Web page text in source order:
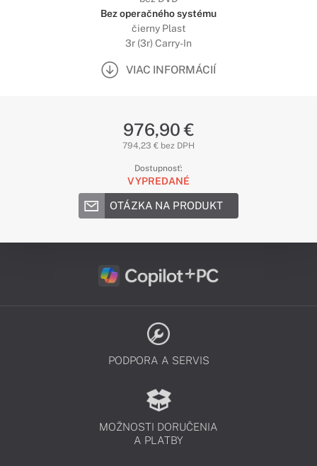
Bez operačného systému
čierny Plast
3r (3r) Carry-In
VIAC INFORMÁCIÍ
976,90 €
794,23 € bez DPH
Dostupnosť:
VYPREDANÉ
OTÁZKA NA PRODUKT
PODPORA A SERVIS
MOŽNOSTI DORUČENIA
A PLATBY